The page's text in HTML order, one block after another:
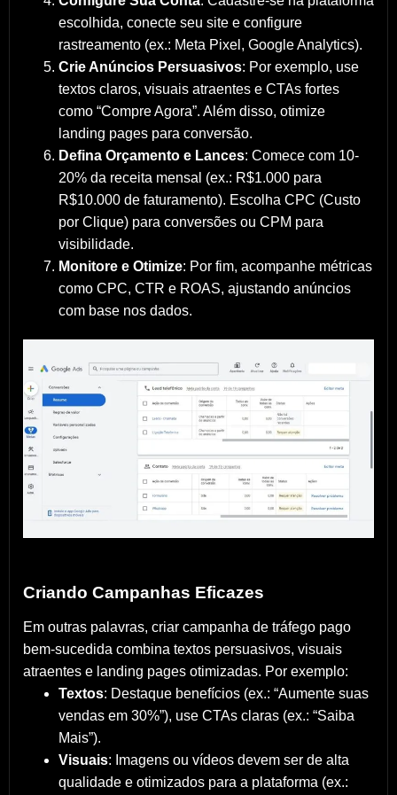
escolhida, conecte seu site e configure
rastreamento (ex.: Meta Pixel, Google Analytics).
Crie Anúncios Persuasivos: Por exemplo, use
textos claros, visuais atraentes e CTAs fortes
como “Compre Agora”. Além disso, otimize
landing pages para conversão.
Defina Orçamento e Lances: Comece com 10-
20% da receita mensal (ex.: R$1.000 para
R$10.000 de faturamento). Escolha CPC (Custo
por Clique) para conversões ou CPM para
visibilidade.
Monitore e Otimize: Por fim, acompanhe métricas
como CPC, CTR e ROAS, ajustando anúncios
com base nos dados.
Criando Campanhas Eficazes
Em outras palavras, criar campanha de tráfego pago
bem-sucedida combina textos persuasivos, visuais
atraentes e landing pages otimizadas. Por exemplo:
Textos: Destaque benefícios (ex.: “Aumente suas
vendas em 30%”), use CTAs claras (ex.: “Saiba
Mais”).
Visuais: Imagens ou vídeos devem ser de alta
qualidade e otimizados para a plataforma (ex.: